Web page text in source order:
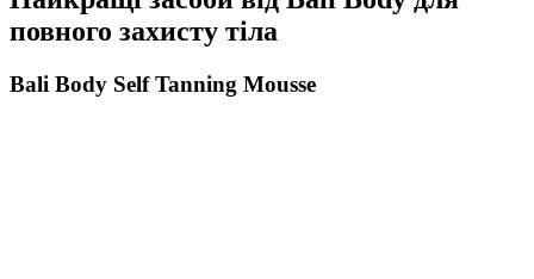
повного захисту тіла
Bali Body Self Tanning Mousse